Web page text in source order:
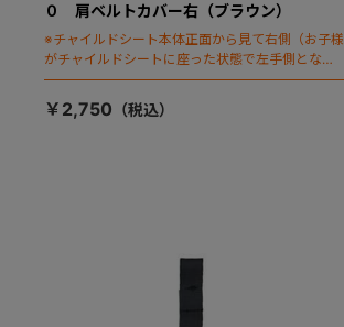
０ 肩ベルトカバー右（ブラウン）
※チャイルドシート本体正面から見て右側（お子様
がチャイルドシートに座った状態で左手側となり
ます）
￥2,750